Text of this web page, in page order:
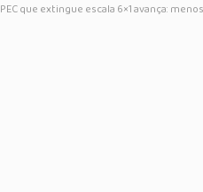
PEC que extingue escala 6×1 avança: